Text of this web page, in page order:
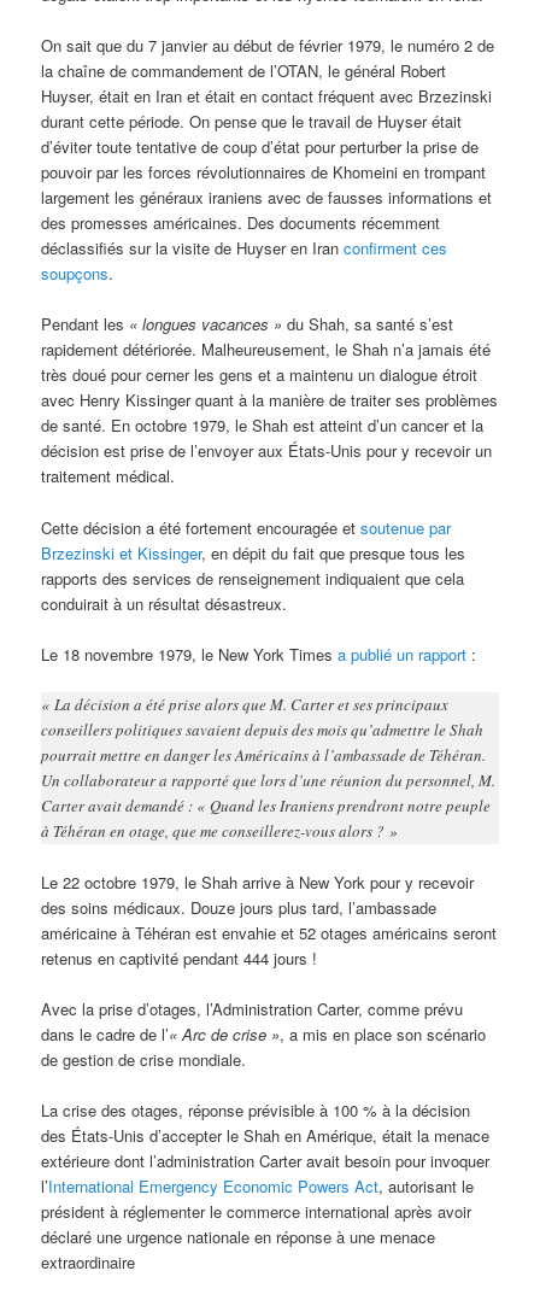
On sait que du 7 janvier au début de février 1979, le numéro 2 de
la chaîne de commandement de l’OTAN, le général Robert
Huyser, était en Iran et était en contact fréquent avec Brzezinski
durant cette période. On pense que le travail de Huyser était
d’éviter toute tentative de coup d’état pour perturber la prise de
pouvoir par les forces révolutionnaires de Khomeini en trompant
largement les généraux iraniens avec de fausses informations et
des promesses américaines. Des documents récemment
déclassifiés sur la visite de Huyser en Iranconfirment ces
soupçons.
Pendant les « longues vacances » du Shah, sa santé s’est
rapidement détériorée. Malheureusement, le Shah n’a jamais été
très doué pour cerner les gens et a maintenu un dialogue étroit
avec Henry Kissinger quant à la manière de traiter ses problèmes
de santé. En octobre 1979, le Shah est atteint d’un cancer et la
décision est prise de l’envoyer aux États-Unis pour y recevoir un
traitement médical.
Cette décision a été fortement encouragée etsoutenue par
Brzezinski et Kissinger, en dépit du fait que presque tous les
rapports des services de renseignement indiquaient que cela
conduirait à un résultat désastreux.
Le 18 novembre 1979, le New York Timesa publié un rapport :
« La décision a été prise alors que M. Carter et ses principaux
conseillers politiques savaient depuis des mois qu’admettre le Shah
pourrait mettre en danger les Américains à l’ambassade de Téhéran.
Un collaborateur a rapporté que lors d’une réunion du personnel, M.
Carter avait demandé : « Quand les Iraniens prendront notre peuple
à Téhéran en otage, que me conseillerez-vous alors ? »
Le 22 octobre 1979, le Shah arrive à New York pour y recevoir
des soins médicaux. Douze jours plus tard, l’ambassade
américaine à Téhéran est envahie et 52 otages américains seront
retenus en captivité pendant 444 jours !
Avec la prise d’otages, l’Administration Carter, comme prévu
dans le cadre de l’« Arc de crise », a mis en place son scénario
de gestion de crise mondiale.
La crise des otages, réponse prévisible à 100 % à la décision
des États-Unis d’accepter le Shah en Amérique, était la menace
extérieure dont l’administration Carter avait besoin pour invoquer
l’International Emergency Economic Powers Act, autorisant le
président à réglementer le commerce international après avoir
déclaré une urgence nationale en réponse à une menace
extraordinaire